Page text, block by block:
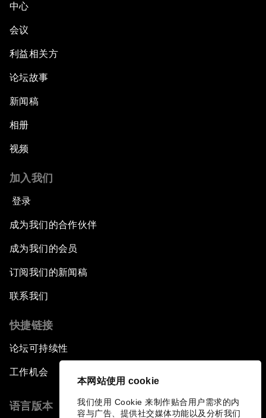
本网站使用 cookie
我们使用 Cookie 来制作贴合用户需求的内
容与广告、提供社交媒体功能以及分析我们
中心
会议
利益相关方
论坛故事
新闻稿
相册
视频
加入我们
登录
成为我们的合作伙伴
成为我们的会员
订阅我们的新闻稿
联系我们
快捷链接
论坛可持续性
工作机会
语言版本